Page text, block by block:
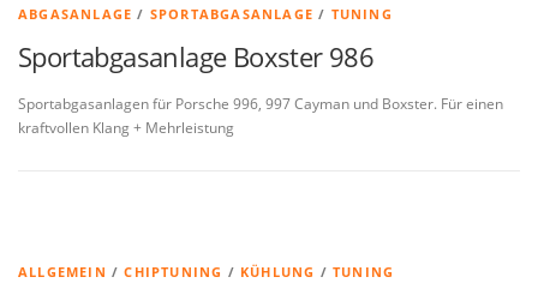
ABGASANLAGE / SPORTABGASANLAGE / TUNING
Sportabgasanlage Boxster 986
Sportabgasanlagen für Porsche 996, 997 Cayman und Boxster. Für einen
kraftvollen Klang + Mehrleistung
ALLGEMEIN /CHIPTUNING / KÜHLUNG /TUNING